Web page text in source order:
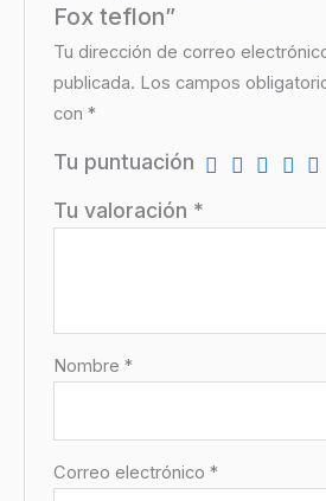
Fox teflon”
Tu dirección de correo
publicada. Los campos
con*
Tu puntuación
Tu valoración *
Nombre*
Correo electrónico*